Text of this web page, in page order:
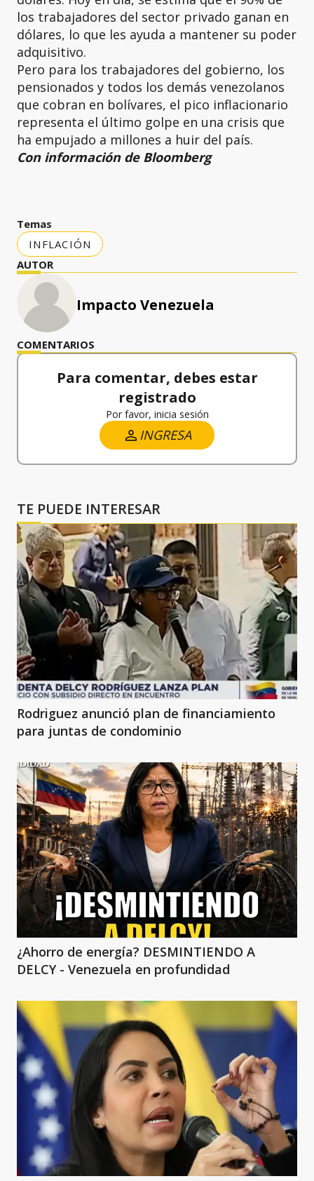
los trabajadores del sector privado ganan en
dólares, lo que les ayuda a mantener su poder
adquisitivo.
Pero para los trabajadores del gobierno, los
pensionados y todos los demás venezolanos
que cobran en bolívares, el pico inflacionario
representa el último golpe en una crisis que
ha empujado a millones a huir del país.
Con información de Bloomberg
Temas
INFLACIÓN
AUTOR
Impacto Venezuela
COMENTARIOS
Para comentar, debes estar
registrado
Por favor, inicia sesión
INGRESA
TE PUEDE INTERESAR
Rodriguez anunció plan de financiamiento
para juntas de condominio
¿Ahorro de energía? DESMINTIENDO A
DELCY - Venezuela en profundidad